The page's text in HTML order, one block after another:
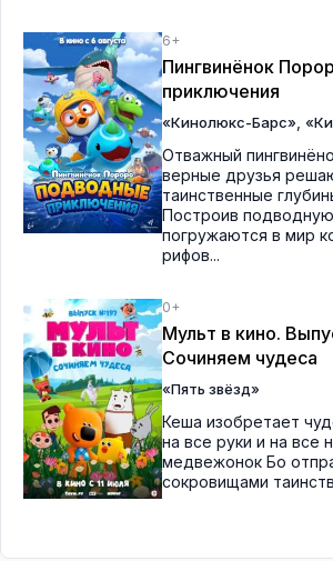
6+
Пингвинёнок
приключения
«Кинолюкс-Барс»
Отважный
верные друзья
таинственные
Построив
погружаются в мир
рифов...
0+
Мульт в кино.
Сочиняем чудеса
«Пять звёзд»
Кеша изобретает
на все руки и на все
медвежонок Бо
сокровищами